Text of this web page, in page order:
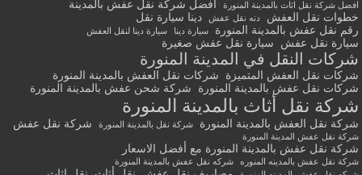
افضل شركة نقل اثاث بالمدينة المنورة
افضل شركة نقل عفش بالمدينة
خطوات نقل العفش
دنه نقل عفش
دينا سيارة نقل
رقم نقل عفش بالمدينة المنورة
سيارة دينا سيارة دينا لنقل العفش
سيارة نقل عفش سيارة نقل عفش صغيرة
شركات النقل في المدينة المنورة
شركات نقل العفش المتميزة
شركات نقل العفش بالمدينة المنورة
شركات نقل عفش بالمدينة المنورة
شركة شحن عفش بالمدينة المنورة
شركة نقل أثاث بالمدينة المنورة
شركة نقل العفش بالمدينة المنورة شركة نقل بالمدينة المنورة شركة نقل عفش
شركة نقل عفش المدينة المنورة
شركة نقل عفش بالمدينة المنورة مع أفضل الاسعار
شركة نقل عفش بالمدينه المنوره
شركه نقل عفش بالمدينة المنورة